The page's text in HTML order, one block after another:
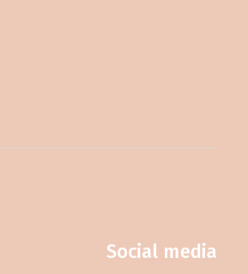
Social media